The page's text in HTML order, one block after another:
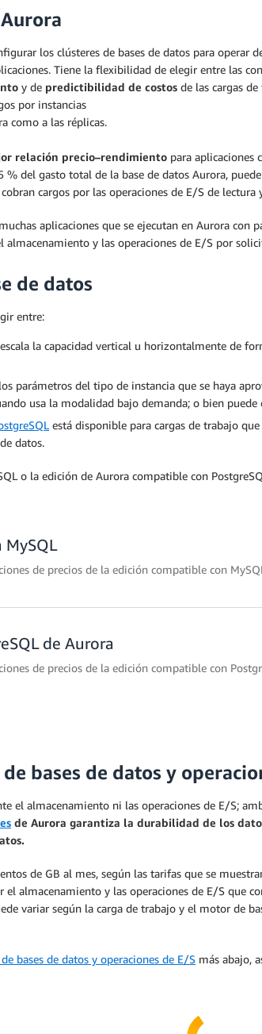
los clústeres de bases de datos para operar
Tiene la flexibilidad de elegir entre las
y de predictibilidad de costos de las cargas
por instancias
como a las réplicas.
relación precio–rendimiento para aplicaciones
del gasto total de la base de datos Aurora,
cargos por las operaciones de E/S de lectura
aplicaciones que se ejecutan en Aurora
almacenamiento y las operaciones de E/S por
de datos
entre:
la capacidad vertical u horizontalmente de
parámetros del tipo de instancia que se haya
usa la modalidad bajo demanda; o bien
está disponible para cargas de trabajo
datos.
o la edición de Aurora compatible con
de precios de la edición compatible con
bajo demanda aprovisionada
del clúster de bases de datos para que
y rendimiento y predictibilidad de costos de la
instantáneo hasta cientos de miles de
de Aurora
de precios de la edición compatible con
bajo demanda y con escalamiento
de datos de forma instantánea para admitir
despliegues Multi-AZ, las réplicas de lectura y
(ACU) que se facturan por segundo. 1 ACU tiene
instancias de Aurora aprovisionadas.
del clúster de bases de datos para que
y rendimiento y predictibilidad de costos de la
bases de datos y
el almacenamiento ni las operaciones de E/S;
de Aurora garantiza la durabilidad de los
de GB al mes, según las tarifas que se
almacenamiento y las operaciones de E/S que
variar según la carga de trabajo y el motor de
bases de datos y operaciones de E/S más abajo,